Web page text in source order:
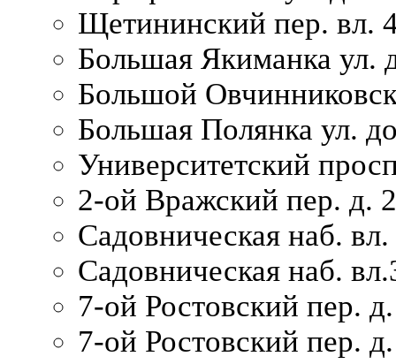
Щетининский пер. вл.
Большая Якиманка ул.
Большой
Большая Полянка ул.
Университетский
2-ой Вражский пер. д. 2
Садовническая наб.
Садовническая наб.
7-ой Ростовский пер.
7-ой Ростовский пер.